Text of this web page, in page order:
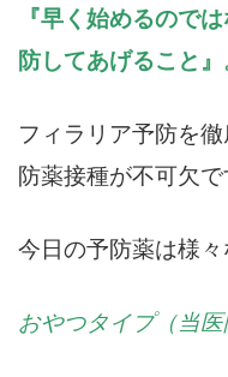
『早く始めるので
防してあげること
フィラリア予防を
防薬接種が不可欠で
今日の予防薬は様々
おやつタイプ（当医